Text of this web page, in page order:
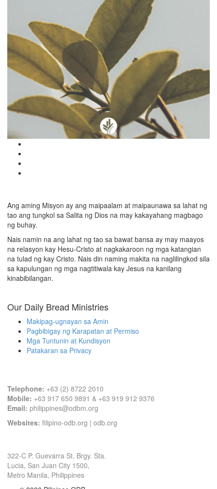
Ang aming Misyon ay ang maipaalam at maipaunawa sa lahat ng
tao ang tungkol sa Salita ng Dios na may kakayahang magbago
ng buhay.
Nais namin na ang lahat ng tao sa bawat bansa ay may maayos
na relasyon kay Hesu-Cristo at nagkakaroon ng mga katangian
na tulad ng kay Cristo. Nais din naming makita na naglilingkod sila
sa kapulungan ng mga nagtitiwala kay Jesus na kanilang
kinabibilangan.
Our Daily Bread Ministries
Makipag-ugnayan sa Amin
Pagbibigay ng Karapatan at Permiso
Mga Tuntunin at Kundisyon
Patakaran sa Privacy
Telephone: +63 (2) 8722 2010
Mobile: +63 917 650 9891 & +63 919 912 9376
Email: philippines@odbm.org
Websites: filipino-odb.org | odb.org
322-C P. Guevarra St. Brgy. Sta.
Lucia, San Juan City 1500,
Metro Manila, Philippines